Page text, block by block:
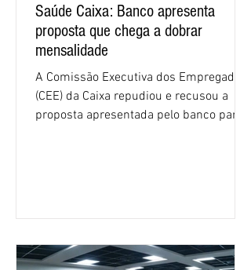
Saúde Caixa: Banco apresenta
proposta que chega a dobrar
mensalidade
A Comissão Executiva dos Empregados
(CEE) da Caixa repudiou e recusou a
proposta apresentada pelo banco para o
negociações das empregadas e dos
empregados exigiram que a Caixa refaça